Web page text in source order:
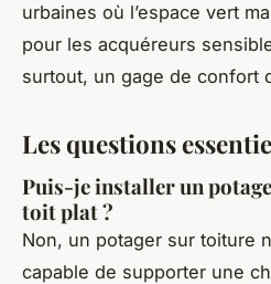
urbaines où l’espace vert
pour les acquéreurs
surtout, un gage de confort
Les questions
Puis-je installer un
toit plat ?
Non, un potager sur toiture
capable de supporter une